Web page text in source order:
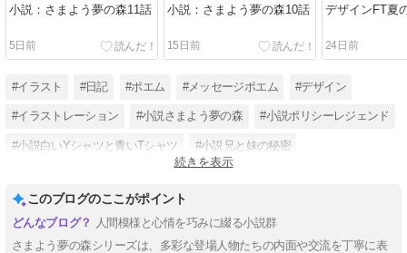
小説：さまよう夢の森11話
5日前
小説：さまよう夢の森10話
15日前
デザインFT夏
24日前
#イラスト #日記 #ポエム #メッセージポエム #デザイン
#イラストレーション #小説さまよう夢の森 #小説ポリシーレジェンド
#小説白いYシャツと青いTシャツ #小説兄と妹の秘密
続きを表示
このブログのここがポイント
人間模様と心情を巧みに綴る小説群
さまよう夢の森シリーズは、多彩な登場人物たちの内面や交流を丁寧に表